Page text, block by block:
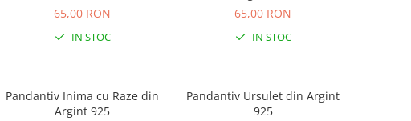
65,00 RON
IN STOC
65,00 RON
IN STOC
Pandantiv Inima cu Raze din
Argint 925
Pandantiv Ursulet din Argint
925